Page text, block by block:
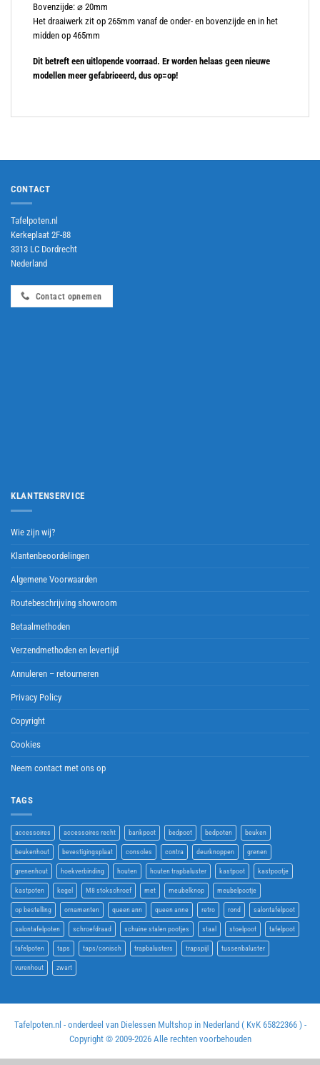
Bovenzijde: ⌀ 20mm
Het draaiwerk zit op 265mm vanaf de onder- en bovenzijde en in het
midden op 465mm
Dit betreft een uitlopende voorraad. Er worden helaas geen nieuwe
modellen meer gefabriceerd, dus op=op!
CONTACT
Tafelpoten.nl
Kerkeplaat 2F-88
3313 LC Dordrecht
Nederland
Contact opnemen
KLANTENSERVICE
Wie zijn wij?
Klantenbeoordelingen
Algemene Voorwaarden
Routebeschrijving showroom
Betaalmethoden
Verzendmethoden en levertijd
Annuleren – retourneren
Privacy Policy
Copyright
Cookies
Neem contact met ons op
TAGS
accessoires accessoires recht bankpoot bedpoot bedpoten beuken
beukenhout bevestigingsplaat consoles contra deurknoppen grenen
grenenhout hoekverbinding houten houten trapbaluster kastpoot kastpootje
kastpoten kegel M8 stokschroef met meubelknop meubelpootje
op bestelling ornamenten queen ann queen anne retro rond salontafelpoot
salontafelpoten schroefdraad schuine stalen pootjes staal stoelpoot tafelpoot
tafelpoten taps taps/conisch trapbalusters trapspijl tussenbaluster
vurenhout zwart
Tafelpoten.nl - onderdeel van Dielessen Multshop in Nederland ( KvK 65822366 ) -
Copyright © 2009-2026 Alle rechten voorbehouden